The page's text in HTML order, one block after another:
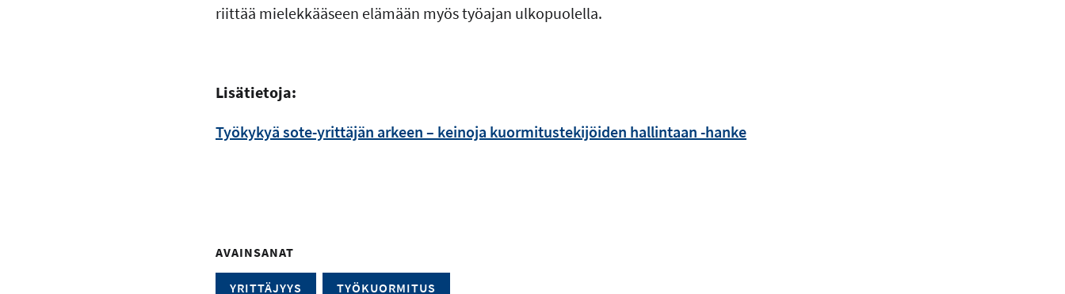
riittää mielekkääseen elämään myös työajan ulkopuolella.
Lisätietoja:
Työkykyä sote-yrittäjän arkeen – keinoja kuormitustekijöiden hallintaan -hanke
AVAINSANAT
YRITTÄJYYS TYÖKUORMITUS